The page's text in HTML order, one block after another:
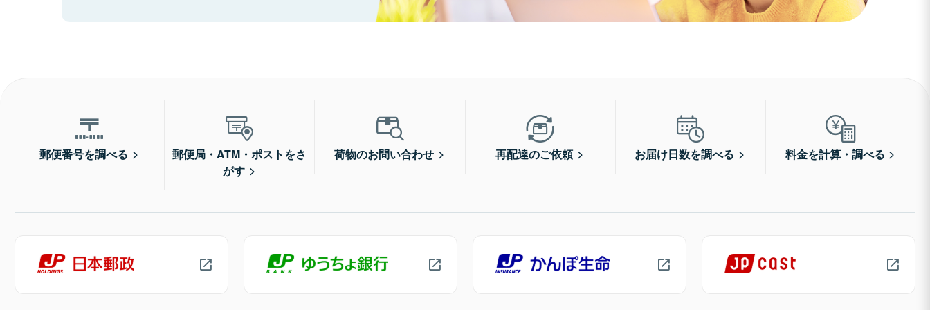
郵便番号を調べる
郵便局・ATM・ポストをさ
がす
荷物のお問い合わせ 再配達のご依頼 お届け日数を調べる 料金を計算・調べる